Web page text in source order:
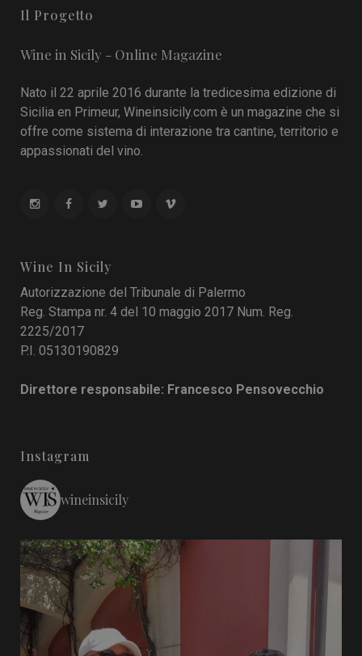
Il Progetto
Wine in Sicily - Online Magazine
Nato il 22 aprile 2016 durante la tredicesima edizione di
Sicilia en Primeur, Wineinsicily.com è un magazine che si
offre come sistema di interazione tra cantine, territorio e
appassionati del vino.
Wine In Sicily
Autorizzazione del Tribunale di Palermo
Reg. Stampa nr. 4 del 10 maggio 2017 Num. Reg.
2225/2017
P.I. 05130190829
Direttore responsabile: Francesco Pensovecchio
Instagram
wineinsicily